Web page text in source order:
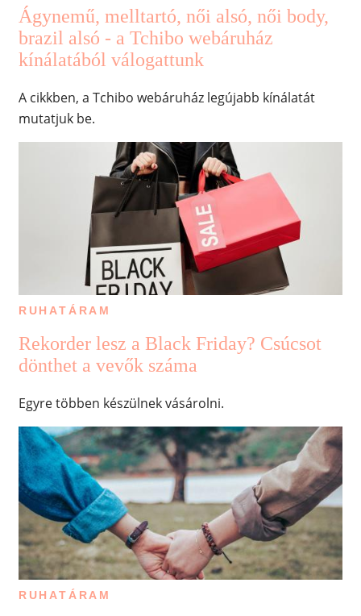
Ágynemű, melltartó, női alsó, női body,
brazil alsó - a Tchibo webáruház
kínálatából válogattunk
A cikkben, a Tchibo webáruház legújabb kínálatát
mutatjuk be.
RUHATÁRAM
Rekorder lesz a Black Friday? Csúcsot
dönthet a vevők száma
Egyre többen készülnek vásárolni.
RUHATÁRAM